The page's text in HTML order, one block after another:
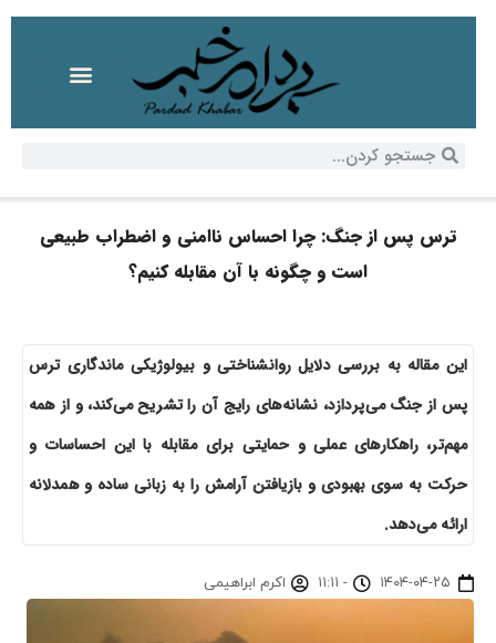
ترس پس از جنگ: چرا احساس ناامنی و اضطراب طبیعی
است و چگونه با آن مقابله کنیم؟
این مقاله به بررسی دلایل روانشناختی و بیولوژیکی ماندگاری ترس
پس از جنگ می‌پردازد، نشانه‌های رایج آن را تشریح می‌کند، و از همه
مهم‌تر، راهکارهای عملی و حمایتی برای مقابله با این احساسات و
حرکت به سوی بهبودی و بازیافتن آرامش را به زبانی ساده و همدلانه
ارائه می‌دهد.
۱۴۰۴-۰۴-۲۵ - ۱۱:۱۱ اکرم ابراهیمی